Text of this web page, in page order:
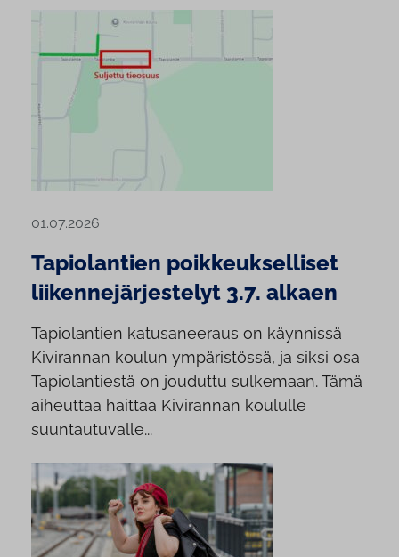
01.07.2026
Tapiolantien poikkeukselliset
liikennejärjestelyt 3.7. alkaen
Tapiolantien katusaneeraus on käynnissä
Kivirannan koulun ympäristössä, ja siksi osa
Tapiolantiestä on jouduttu sulkemaan. Tämä
aiheuttaa haittaa Kivirannan koululle
suuntautuvalle...